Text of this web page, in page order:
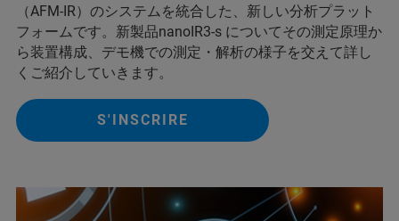
（AFM-IR）のシステムを統合した、新しい分析プラット
フォームです。新製品nanoIR3-s についてその測定原理か
ら装置構成、デモ機での測定・解析の様子を交えて詳し
くご紹介していきます。
S'INSCRIRE